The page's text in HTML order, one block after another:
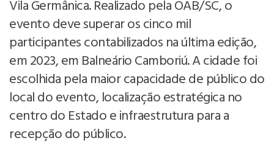
Vila Germânica. Realizado pela OAB/SC, o
evento deve superar os cinco mil
participantes contabilizados na última edição,
em 2023, em Balneário Camboriú. A cidade foi
escolhida pela maior capacidade de público do
local do evento, localização estratégica no
centro do Estado e infraestrutura para a
recepção do público.